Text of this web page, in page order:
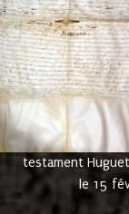
testament
le 15